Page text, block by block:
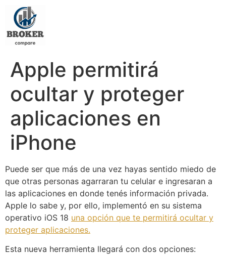
Apple permitirá
ocultar y proteger
aplicaciones en
iPhone
Puede ser que más de una vez hayas sentido miedo de
que otras personas agarraran tu celular e ingresaran a
las aplicaciones en donde tenés información privada.
Apple lo sabe y, por ello, implementó en su sistema
operativo iOS 18 una opción que te permitirá ocultar y
proteger aplicaciones.
Esta nueva herramienta llegará con dos opciones: